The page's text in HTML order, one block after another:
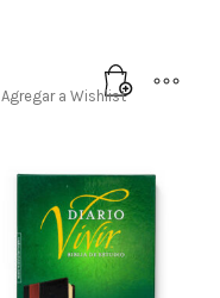
Agregar a Wishlist